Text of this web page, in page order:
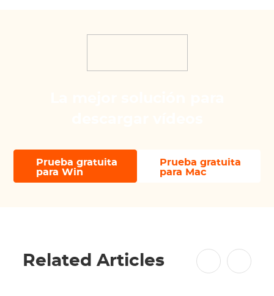
Prueba gratuita
para Win
Prueba gratuita
para Mac
Related Articles